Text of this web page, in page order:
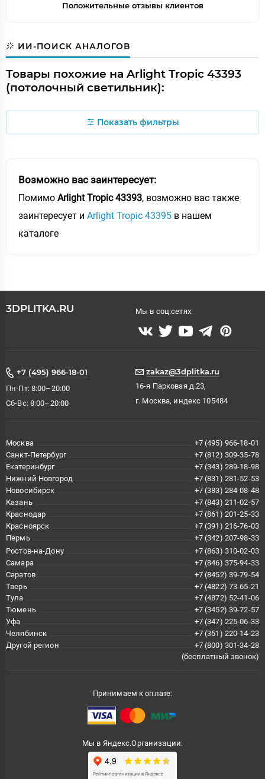
Положительные отзывы клиентов
ИИ-ПОИСК АНАЛОГОВ
Товары похожие на Arlight Tropic 43393
(потолочный светильник):
Показать фильтры
Возможно вас заинтересует:
Помимо Arlight Tropic 43393, возможно вас также
заинтересует и Arlight Tropic 43395 в нашем
каталоге
3DPLITKA.RU Мы в соц.сетях:
+7 (495) 966-18-01
Пн-Пт: 8:00–20:00
Сб-Вс: 8:00–20:00
zakaz@3dplitka.ru
16-я Парковая д.23,
г. Москва, индекс 105484
Москва
+7 (495) 966-18-01
Санкт-Петербург
+7 (812) 309-35-78
Екатеринбург
+7 (343) 289-18-98
Нижний Новгород
+7 (831) 281-52-53
Новосибирск
+7 (383) 284-08-48
Казань
+7 (843) 211-02-57
Краснодар
+7 (861) 201-25-33
Красноярск
+7 (391) 216-76-03
Пермь
+7 (342) 207-98-33
Ростов-на-Дону
+7 (863) 310-02-03
Самара
+7 (846) 375-94-33
Саратов
+7 (8452) 39-79-54
Тверь
+7 (4822) 73-65-21
Тула
+7 (4872) 52-41-06
Тюмень
+7 (3452) 39-72-57
Уфа
+7 (347) 225-06-33
Челябинск
+7 (351) 220-14-23
Другой регион
+7 (800) 301-34-28
(бесплатный звонок)
Принимаем к оплате:
Мы в Яндекс.Организации: